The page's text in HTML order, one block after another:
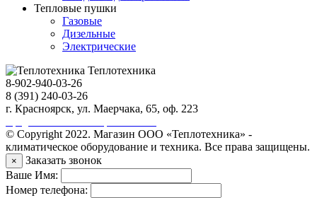
Тепловые пушки
Газовые
Дизельные
Электрические
Теплотехника
8-902-940-03-26
8 (391) 240-03-26
г. Красноярск, ул. Маерчака, 65, оф. 223
© Copyright 2022. Магазин ООО «Теплотехника» -
климатическое оборудование и техника. Все права защищены.
×
Заказать звонок
Ваше Имя:
Номер телефона: